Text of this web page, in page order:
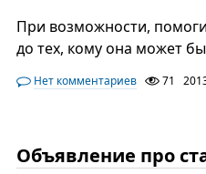
При возможности,
до тех, кому она может
Нет комментариев 71
Объявление про